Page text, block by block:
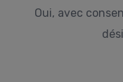
Oui, avec